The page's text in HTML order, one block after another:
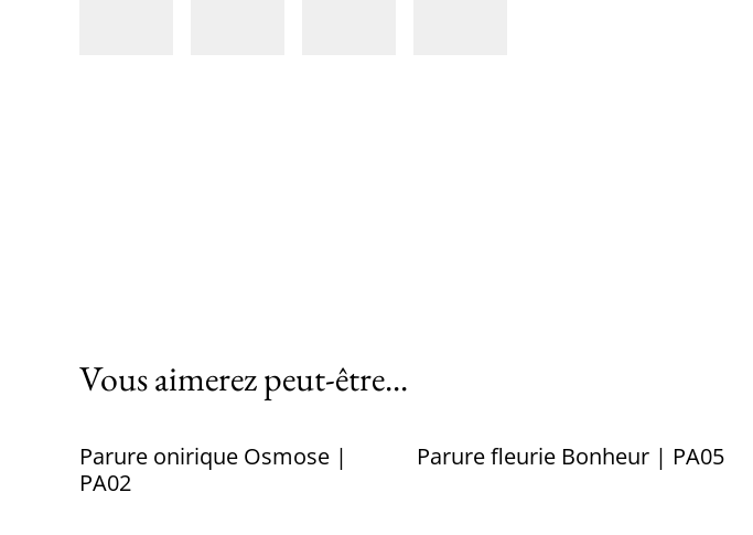
Vous aimerez peut-être...
Parure onirique Osmose |
PA02
Parure fleurie Bonheur | PA05